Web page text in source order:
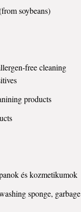
soybeans)
free cleaning
products
és kozmetikumok
sponge, garbage